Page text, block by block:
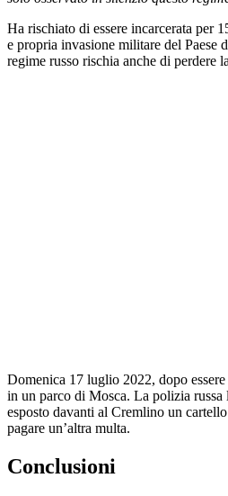
Ha rischiato di essere incarcerata per
e propria invasione militare del Paese
regime russo rischia anche di perdere
Domenica 17 luglio 2022, dopo
in un parco di Mosca. La polizia russa
esposto davanti al Cremlino un
pagare un’altra multa.
Conclusioni